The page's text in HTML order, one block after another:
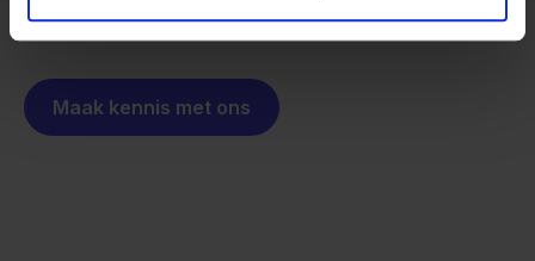
Maak kennis met ons